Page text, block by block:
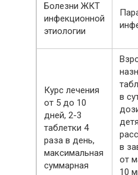
Болезни ЖКТ
инфекционной
этиологии
Курс лечения
от 5 до 10
дней, 2-3
таблетки 4
раза в день,
максимальная
суммарная
в
в
от
10